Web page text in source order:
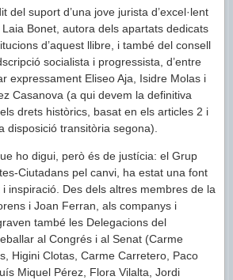
del suport d’una jove jurista d’excel·lent
Bonet, autora dels apartats dedicats
d’aquest llibre, i també del consell
socialista i progressista, d’entre
expressament Eliseo Aja, Isidre Molas i
Casanova (a qui devem la definitiva
drets històrics, basat en els articles 2 i
disposició transitòria segona).
ho digui, però és de justícia: el Grup
Ciutadans pel canvi, ha estat una font
inspiració. Des dels altres membres de la
i Joan Ferran, als companys i
també les Delegacions del
al Congrés i al Senat (Carme
Higini Clotas, Carme Carretero, Paco
Miquel Pérez, Flora Vilalta, Jordi